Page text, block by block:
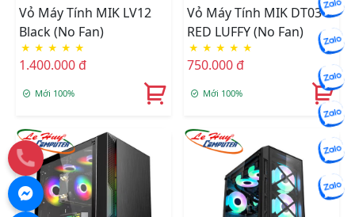
Vỏ Máy Tính MIK LV12
Black (No Fan)
★ ★ ★ ★ ★
1.400.000 đ
Mới 100%
Vỏ Máy Tính MIK DT03
RED LUFFY (No Fan)
★ ★ ★ ★ ★
750.000 đ
Mới 100%